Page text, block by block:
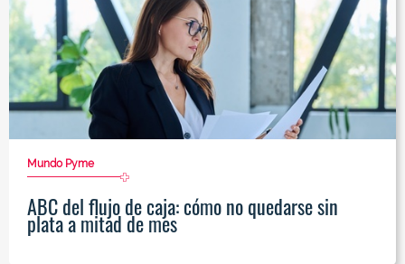
Mundo Pyme
ABC del flujo de caja: cómo no quedarse sin
plata a mitad de mes